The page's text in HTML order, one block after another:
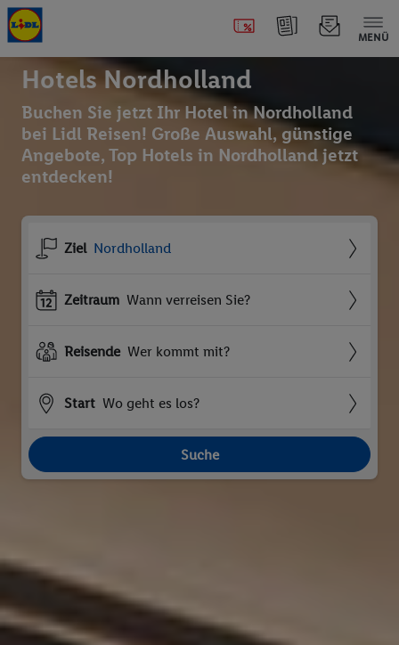
MENÜ
Hotels Nordholland
Buchen Sie jetzt Ihr Hotel in Nordholland
bei Lidl Reisen! Große Auswahl, günstige
Angebote, Top Hotels in Nordholland jetzt
entdecken!
Ziel Nordholland
Zeitraum Wann verreisen Sie?
Reisende Wer kommt mit?
Start Wo geht es los?
Suche